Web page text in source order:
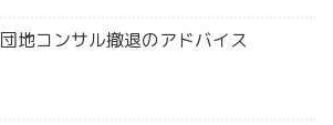
団地コンサル撤退のアドバイス